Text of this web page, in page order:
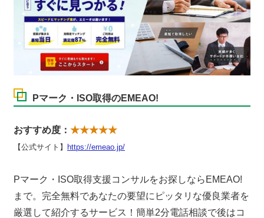
Pマーク・ISO取得のEMEAO!
おすすめ度： ★★★★★
【公式サイト】 https://emeao.jp/
Pマーク・ISO取得支援コンサルをお探しならEMEAO!
まで。完全無料であなたの要望にピッタリな優良業者を
厳選して紹介するサービス！簡単2分電話相談で後はコ